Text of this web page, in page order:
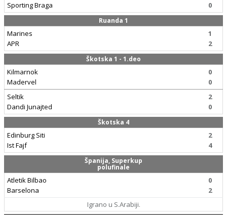
Sporting Braga
0
Ruanda 1
Marines
APR
1
2
Škotska 1 - 1.deo
Kilmarnok
Madervel
0
0
Seltik
Dandi Junajted
2
0
Škotska 4
Edinburg Siti
Ist Fajf
2
4
Španija, Superkup
polufinale
Atletik Bilbao
Barselona
0
2
Igrano u S.Arabiji.